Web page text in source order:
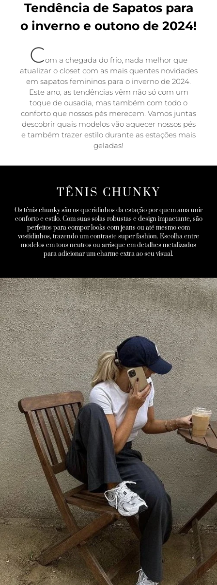
Tendência de Sapatos para
o inverno e outono de 2024!
Com a chegada do frio, nada melhor que
atualizar o closet com as mais quentes novidades
em sapatos femininos para o inverno de 2024.
Este ano, as tendências vêm não só com um
toque de ousadia, mas também com todo o
conforto que nossos pés merecem. Vamos juntas
descobrir quais modelos vão aquecer nossos pés
e também trazer estilo durante as estações mais
geladas!
TÊNIS CHUNKY
Os tênis chunky são os queridinhos da estação por quem ama unir
conforto e estilo. Com suas solas robustas e design impactante, são
perfeitos para compor looks com jeans ou até mesmo com
vestidinhos, trazendo um contraste super fashion. Escolha entre
modelos em tons neutros ou arrisque em detalhes metalizados
para adicionar um charme extra ao seu visual.